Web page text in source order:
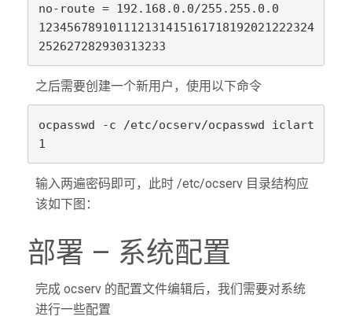
no-route = 192.168.0.0/255.255.0.0
123456789101112131415161718192021222324
之后需要创建一个新用户，使用以下命令
ocpasswd -c /etc/ocserv/ocpasswd iclart
输入两遍密码即可，此时 /etc/ocserv 目录结构应
该如下图：
部署 – 系统配置
完成 ocserv 的配置文件编辑后，我们需要对系统
进行一些配置